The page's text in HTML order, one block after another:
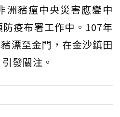
洲豬瘟中央災害應變中
疫布署工作中。107年
漂至金門，在金沙鎮田
發關注。